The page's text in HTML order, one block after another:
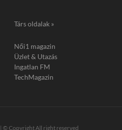
Társ oldalak »
Női1 magazin
Üzlet & Utazás
Ingatlan FM
TechMagazin
| © Copyright All right reserved